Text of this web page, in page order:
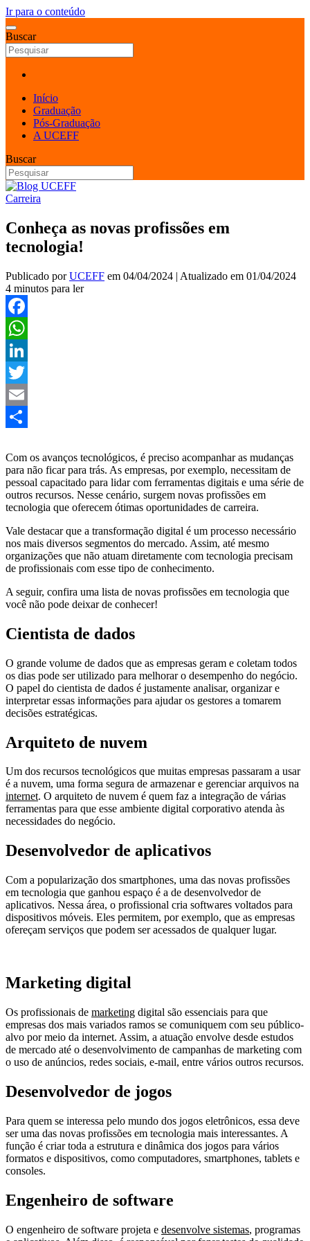
Ir para o conteúdo
Buscar
Início
Graduação
Pós-Graduação
A UCEFF
Buscar
Carreira
Conheça as novas profissões em
tecnologia!
Publicado porUCEFF em 04/04/2024 | Atualizado em 01/04/2024
4 minutos para ler
Facebook
WhatsApp
LinkedIn
Twitter
Email
Com os avanços tecnológicos, é preciso acompanhar as mudanças
para não ficar para trás. As empresas, por exemplo, necessitam de
pessoal capacitado para lidar com ferramentas digitais e uma série de
outros recursos. Nesse cenário, surgem novas profissões em
tecnologia que oferecem ótimas oportunidades de carreira.
Vale destacar que a transformação digital é um processo necessário
nos mais diversos segmentos do mercado. Assim, até mesmo
organizações que não atuam diretamente com tecnologia precisam
de profissionais com esse tipo de conhecimento.
A seguir, confira uma lista de novas profissões em tecnologia que
você não pode deixar de conhecer!
Cientista de dados
O grande volume de dados que as empresas geram e coletam todos
os dias pode ser utilizado para melhorar o desempenho do negócio.
O papel do cientista de dados é justamente analisar, organizar e
interpretar essas informações para ajudar os gestores a tomarem
decisões estratégicas.
Arquiteto de nuvem
Um dos recursos tecnológicos que muitas empresas passaram a usar
é a nuvem, uma forma segura de armazenar e gerenciar arquivos na
internet. O arquiteto de nuvem é quem faz a integração de várias
ferramentas para que esse ambiente digital corporativo atenda às
necessidades do negócio.
Desenvolvedor de aplicativos
Com a popularização dos smartphones, uma das novas profissões
em tecnologia que ganhou espaço é a de desenvolvedor de
aplicativos. Nessa área, o profissional cria softwares voltados para
dispositivos móveis. Eles permitem, por exemplo, que as empresas
ofereçam serviços que podem ser acessados de qualquer lugar.
Marketing digital
Os profissionais de marketing digital são essenciais para que
empresas dos mais variados ramos se comuniquem com seu público-
alvo por meio da internet. Assim, a atuação envolve desde estudos
de mercado até o desenvolvimento de campanhas de marketing com
o uso de anúncios, redes sociais, e-mail, entre vários outros recursos.
Desenvolvedor de jogos
Para quem se interessa pelo mundo dos jogos eletrônicos, essa deve
ser uma das novas profissões em tecnologia mais interessantes. A
função é criar toda a estrutura e dinâmica dos jogos para vários
formatos e dispositivos, como computadores, smartphones, tablets e
consoles.
Engenheiro de software
O engenheiro de software projeta e desenvolve sistemas, programas